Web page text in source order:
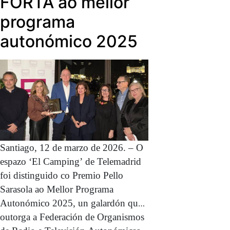
actrices Luisa Merelas e Victoria
interpretación masculina de reparto
foi para Miquel Ínsua, falecido este
de aquí’.
programa
autonómico 2025
Santiago, 12 de marzo de 2026. – O
espazo ‘El Camping’ de Telemadrid
foi distinguido co Premio Pello
Sarasola ao Mellor Programa
Autonómico 2025, un galardón que
outorga a Federación de Organismos